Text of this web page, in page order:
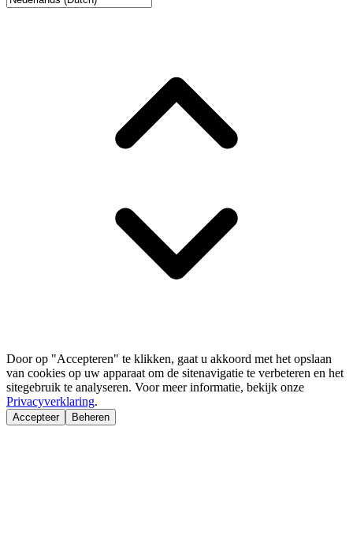
Door op "Accepteren" te klikken, gaat u akkoord met het opslaan
van cookies op uw apparaat om de sitenavigatie te verbeteren en het
sitegebruik te analyseren. Voor meer informatie, bekijk onze
Privacyverklaring.
Accepteer Beheren